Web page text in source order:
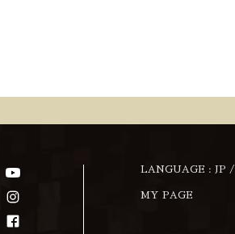
LANGUAGE : JP /
MY PAGE